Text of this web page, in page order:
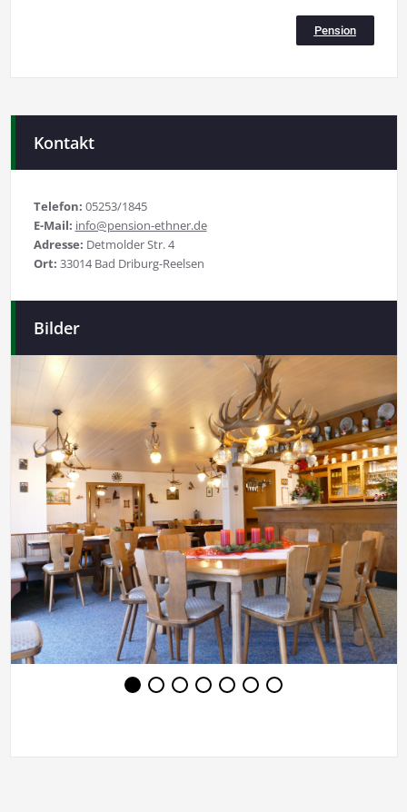
Pension
Kontakt
Telefon: 05253/1845
E-Mail: info@pension-ethner.de
Adresse: Detmolder Str. 4
Ort: 33014 Bad Driburg-Reelsen
Bilder